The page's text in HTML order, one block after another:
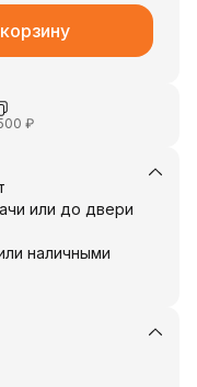
₽
или до двери
наличными